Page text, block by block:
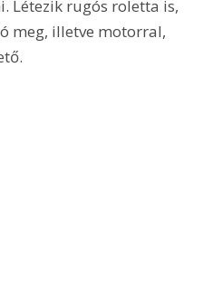
Létezik rugós roletta is,
meg, illetve motorral,